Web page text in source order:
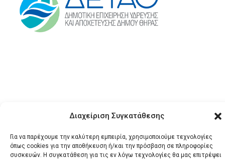
Διαχείριση Συγκατάθεσης
Για να παρέχουμε την καλύτερη εμπειρία, χρησιμοποιούμε τεχνολογίες
όπως cookies για την αποθήκευση ή/και την πρόσβαση σε πληροφορίες
συσκευών. Η συγκατάθεση για τις εν λόγω τεχνολογίες θα μας επιτρέψει
τα δικαιώματα
κατοχυρωμένα.